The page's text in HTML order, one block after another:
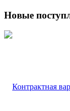
Новые